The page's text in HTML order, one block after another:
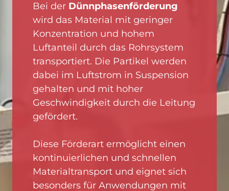
Bei der Dünnphasenförderung
wird das Material mit geringer
Konzentration und hohem
Luftanteil durch das Rohrsystem
transportiert. Die Partikel werden
dabei im Luftstrom in Suspension
gehalten und mit hoher
Geschwindigkeit durch die Leitung
gefördert.
Diese Förderart ermöglicht einen
kontinuierlichen und schnellen
Materialtransport und eignet sich
besonders für Anwendungen mit